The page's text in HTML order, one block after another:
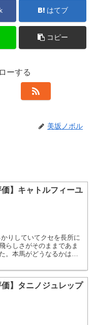
はてブ
コピー
ーする
美坂ノボル
価】キャトルフィーユ
りしていてクセを長所に
らしさがそのままであま
。本馬がどうなるかはウ
価】タニノジュレップ